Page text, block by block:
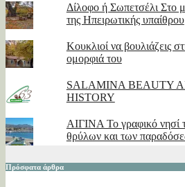
Δίλοφο ή Σωπετσέλι Στο
της Ηπειρωτικής υπαίθρου
Κουκλιοί να βουλιάζεις
ομορφιά του
SALAMINA BEAUTY
HISTORY
ΑΙΓΙΝΑ Το γραφικό νησί
θρύλων και των
Πρόσφατα άρθρα